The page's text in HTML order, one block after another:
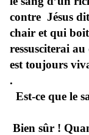
contre Jésus
chair et qui
ressusciterai
est toujours
.
Est-ce que le
Bien sûr !